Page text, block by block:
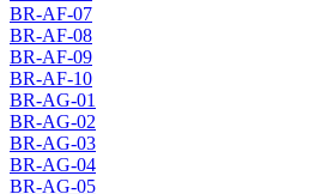
BR-AF-07
BR-AF-08
BR-AF-09
BR-AF-10
BR-AG-01
BR-AG-02
BR-AG-03
BR-AG-04
BR-AG-05